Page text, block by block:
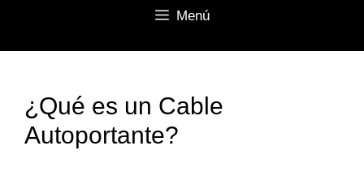
Menú
¿Qué es un Cable
Autoportante?